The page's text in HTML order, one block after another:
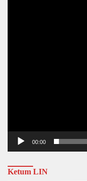
00:00
Ketum LIN